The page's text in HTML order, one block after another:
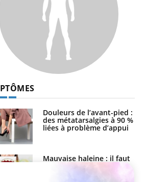
pourrait-il freiner la
du cancer ?
Douleurs de l’avant-pied :
des métatarsalgies à 90 %
liées à problème d’appui
Mauvaise haleine : il faut
améliorer l’hygiène